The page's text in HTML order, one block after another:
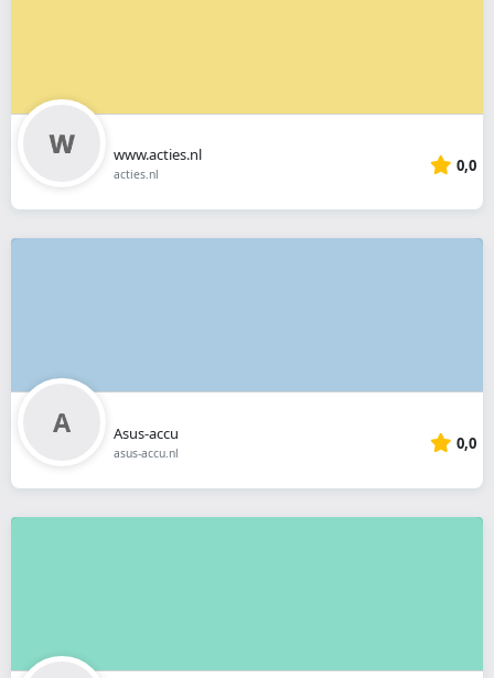
www.acties.nl
acties.nl 0,0
Asus-accu
asus-accu.nl 0,0